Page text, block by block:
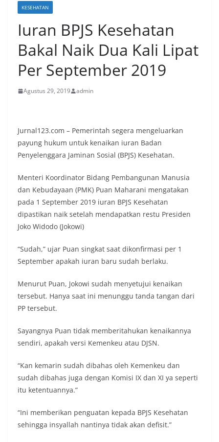
KESEHATAN
Iuran BPJS Kesehatan
Bakal Naik Dua Kali Lipat
Per September 2019
Agustus 29, 2019 admin
Jurnal123.com – Pemerintah segera mengeluarkan
payung hukum untuk kenaikan iuran Badan
Penyelenggara Jaminan Sosial (BPJS) Kesehatan.
Menteri Koordinator Bidang Pembangunan Manusia
dan Kebudayaan (PMK) Puan Maharani mengatakan
pada 1 September 2019 iuran BPJS Kesehatan
dipastikan naik setelah mendapatkan restu Presiden
Joko Widodo (Jokowi)
“Sudah,” ujar Puan singkat saat dikonfirmasi per 1
September apakah iuran baru sudah berlaku.
Menurut Puan, Jokowi sudah menyetujui kenaikan
tersebut. Hanya saat ini menunggu tanda tangan dari
PP tersebut.
Sayangnya Puan tidak memberitahukan kenaikannya
sendiri, apakah versi Kemenkeu atau DJSN.
“Kan kemarin sudah dibahas oleh Kemenkeu dan
sudah dibahas juga dengan Komisi IX dan XI ya seperti
itu ketentuannya.”
“Ini memberikan penguatan kepada BPJS Kesehatan
sehingga insyallah nantinya tidak akan defisit.”